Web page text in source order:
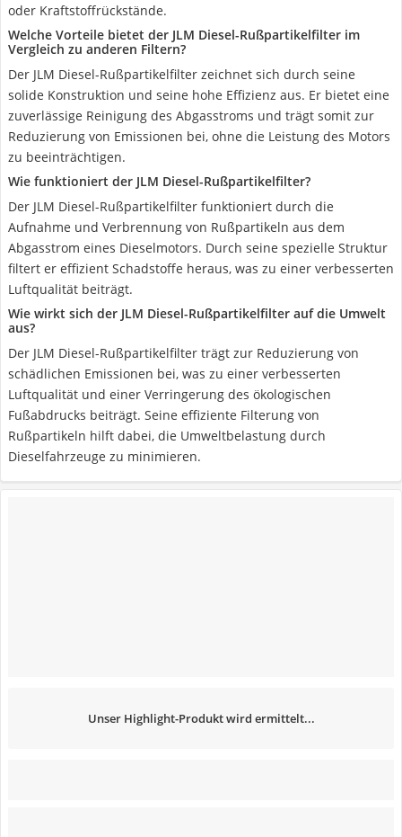
oder Kraftstoffrückstände.
Welche Vorteile bietet der JLM Diesel-Rußpartikelfilter im
Vergleich zu anderen Filtern?
Der JLM Diesel-Rußpartikelfilter zeichnet sich durch seine
solide Konstruktion und seine hohe Effizienz aus. Er bietet eine
zuverlässige Reinigung des Abgasstroms und trägt somit zur
Reduzierung von Emissionen bei, ohne die Leistung des Motors
zu beeinträchtigen.
Wie funktioniert der JLM Diesel-Rußpartikelfilter?
Der JLM Diesel-Rußpartikelfilter funktioniert durch die
Aufnahme und Verbrennung von Rußpartikeln aus dem
Abgasstrom eines Dieselmotors. Durch seine spezielle Struktur
filtert er effizient Schadstoffe heraus, was zu einer verbesserten
Luftqualität beiträgt.
Wie wirkt sich der JLM Diesel-Rußpartikelfilter auf die Umwelt
aus?
Der JLM Diesel-Rußpartikelfilter trägt zur Reduzierung von
schädlichen Emissionen bei, was zu einer verbesserten
Luftqualität und einer Verringerung des ökologischen
Fußabdrucks beiträgt. Seine effiziente Filterung von
Rußpartikeln hilft dabei, die Umweltbelastung durch
Dieselfahrzeuge zu minimieren.
Unser Highlight-Produkt wird ermittelt...